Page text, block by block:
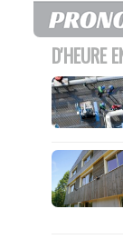
D'HEURE